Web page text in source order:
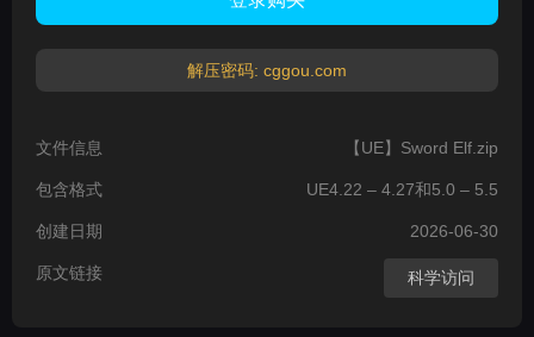
解压密码: cggou.com
文件信息 【UE】Sword Elf.zip
包含格式 UE4.22 – 4.27和5.0 – 5.5
创建日期 2026-06-30
原文链接 科学访问